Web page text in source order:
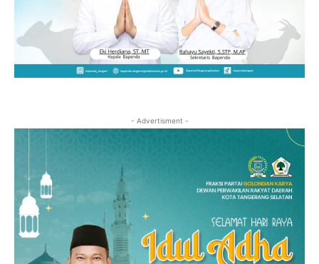
- Advertisment -